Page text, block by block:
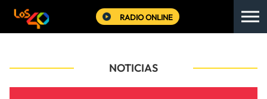
RADIO ONLINE
NOTICIAS